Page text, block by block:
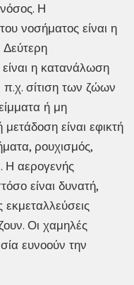
Η
νοσήματος είναι η
η κατανάλωση
σίτιση των ζώων
ή μη
είναι εφικτή
ρουχισμός,
Η αερογενής
είναι δυνατή,
Οι χαμηλές
ευνοούν την